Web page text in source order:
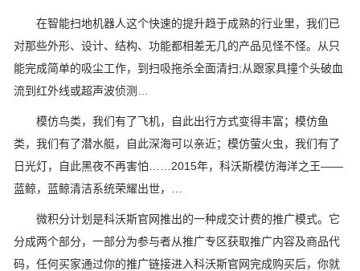
在智能扫地机器人这个快速的提升趋于成熟的行业里，我们已
对那些外形、设计、结构、功能都相差无几的产品见怪不怪。从只
能完成简单的吸尘工作，到扫吸拖杀全面清扫;从跟家具撞个头破血
流到红外线或超声波侦测…
模仿鸟类，我们有了飞机，自此出行方式变得丰富；模仿鱼
类，我们有了潜水艇，自此深海可以亲近；模仿萤火虫，我们有了
日光灯，自此黑夜不再害怕……2015年，科沃斯模仿海洋之王——
蓝鲸，蓝鲸清洁系统荣耀出世，…
微积分计划是科沃斯官网推出的一种成交计费的推广模式。它
分成两个部分，一部分为参与者从推广专区获取推广内容及商品代
码，任何买家通过你的推广链接进入科沃斯官网完成购买后，你就